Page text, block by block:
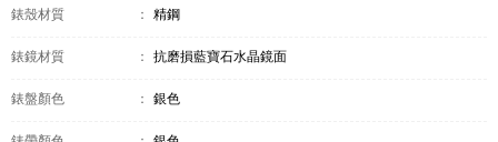
錶殼材質 ： 精鋼
錶鏡材質 ： 抗磨損藍寶石水晶鏡面
錶盤顏色 ： 銀色